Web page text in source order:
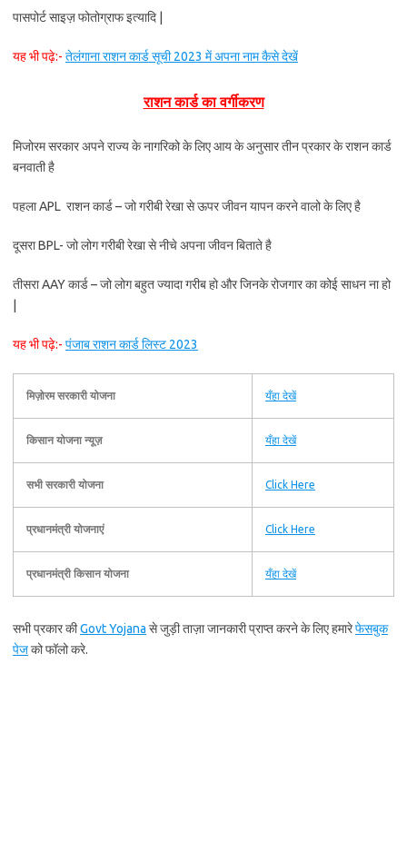
पासपोर्ट साइज़ फोतोग्राफ इत्यादि |
यह भी पढ़े:- तेलंगाना राशन कार्ड सूची 2023 में अपना नाम कैसे देखें
राशन कार्ड का वर्गीकरण
मिजोरम सरकार अपने राज्य के नागरिको के लिए आय के अनुसार तीन प्रकार के राशन कार्ड
बनवाती है
पहला APL राशन कार्ड – जो गरीबी रेखा से ऊपर जीवन यापन करने वालो के लिए है
दूसरा BPL- जो लोग गरीबी रेखा से नीचे अपना जीवन बिताते है
तीसरा AAY कार्ड – जो लोग बहुत ज्यादा गरीब हो और जिनके रोजगार का कोई साधन ना हो
यह भी पढ़े:- पंजाब राशन कार्ड लिस्ट 2023
मिज़ोरम सरकारी योजना यँहा देखें
किसान योजना न्यूज़ यँहा देखें
सभी सरकारी योजना Click Here
प्रधानमंत्री योजनाएं Click Here
प्रधानमंत्री किसान योजना यँहा देखें
सभी प्रकार कीGovt Yojana से जुड़ी ताज़ा जानकारी प्राप्त करने के लिए हमारेफेसबुक
पेजको फॉलो करे.